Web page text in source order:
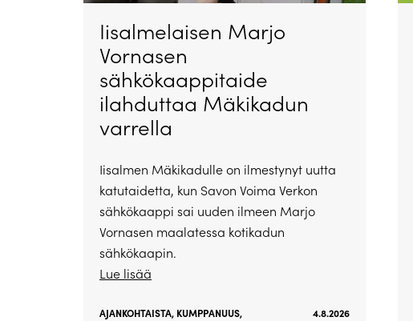
Iisalmelaisen Marjo
Vornasen
sähkökaappitaide
ilahduttaa Mäkikadun
varrella
Iisalmen Mäkikadulle on ilmestynyt uutta
katutaidetta, kun Savon Voima Verkon
sähkökaappi sai uuden ilmeen Marjo
Vornasen maalatessa kotikadun
sähkökaapin.
Lue lisää
AJANKOHTAISTA, KUMPPANUUS,
4.8.2026